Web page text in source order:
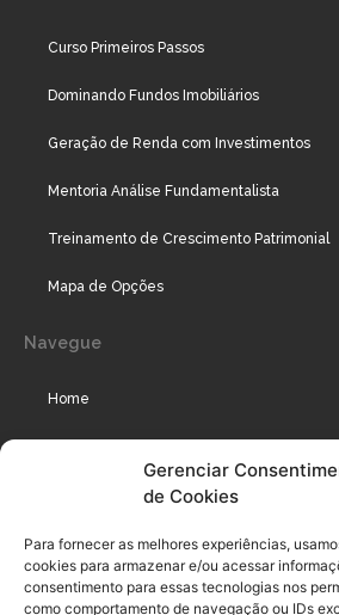
Gerenciar
de Cookies
Para fornecer as melhores experiências,
cookies para armazenar e/ou acessar
consentimento para essas tecnologias nos
como comportamento de navegação ou IDs
Curso Primeiros Passos
Dominando Fundos Imobiliários
Geração de Renda com Investimentos
Mentoria Análise Fundamentalista
Treinamento de Crescimento Patrimonial
Mapa de Opções
Navegue
Home
Podcast
Legal